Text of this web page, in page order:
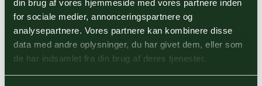
din brug af vores hjemmeside med vores partnere inden
for sociale medier, annonceringspartnere og
analysepartnere. Vores partnere kan kombinere disse
data med andre oplysninger, du har givet dem, eller som
de har indsamlet fra din brug af deres tjenester.